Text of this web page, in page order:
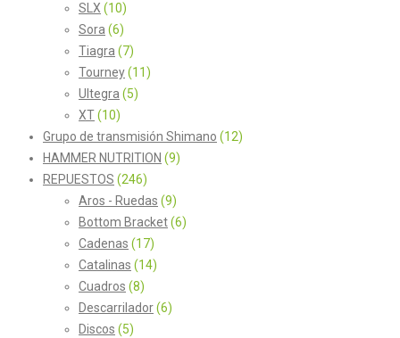
SLX (10)
Sora (6)
Tiagra (7)
Tourney(11)
Ultegra (5)
XT(10)
Grupo de transmisión Shimano (12)
HAMMER NUTRITION (9)
REPUESTOS (246)
Aros - Ruedas (9)
Bottom Bracket(6)
Cadenas (17)
Catalinas (14)
Cuadros (8)
Descarrilador(6)
Discos (5)